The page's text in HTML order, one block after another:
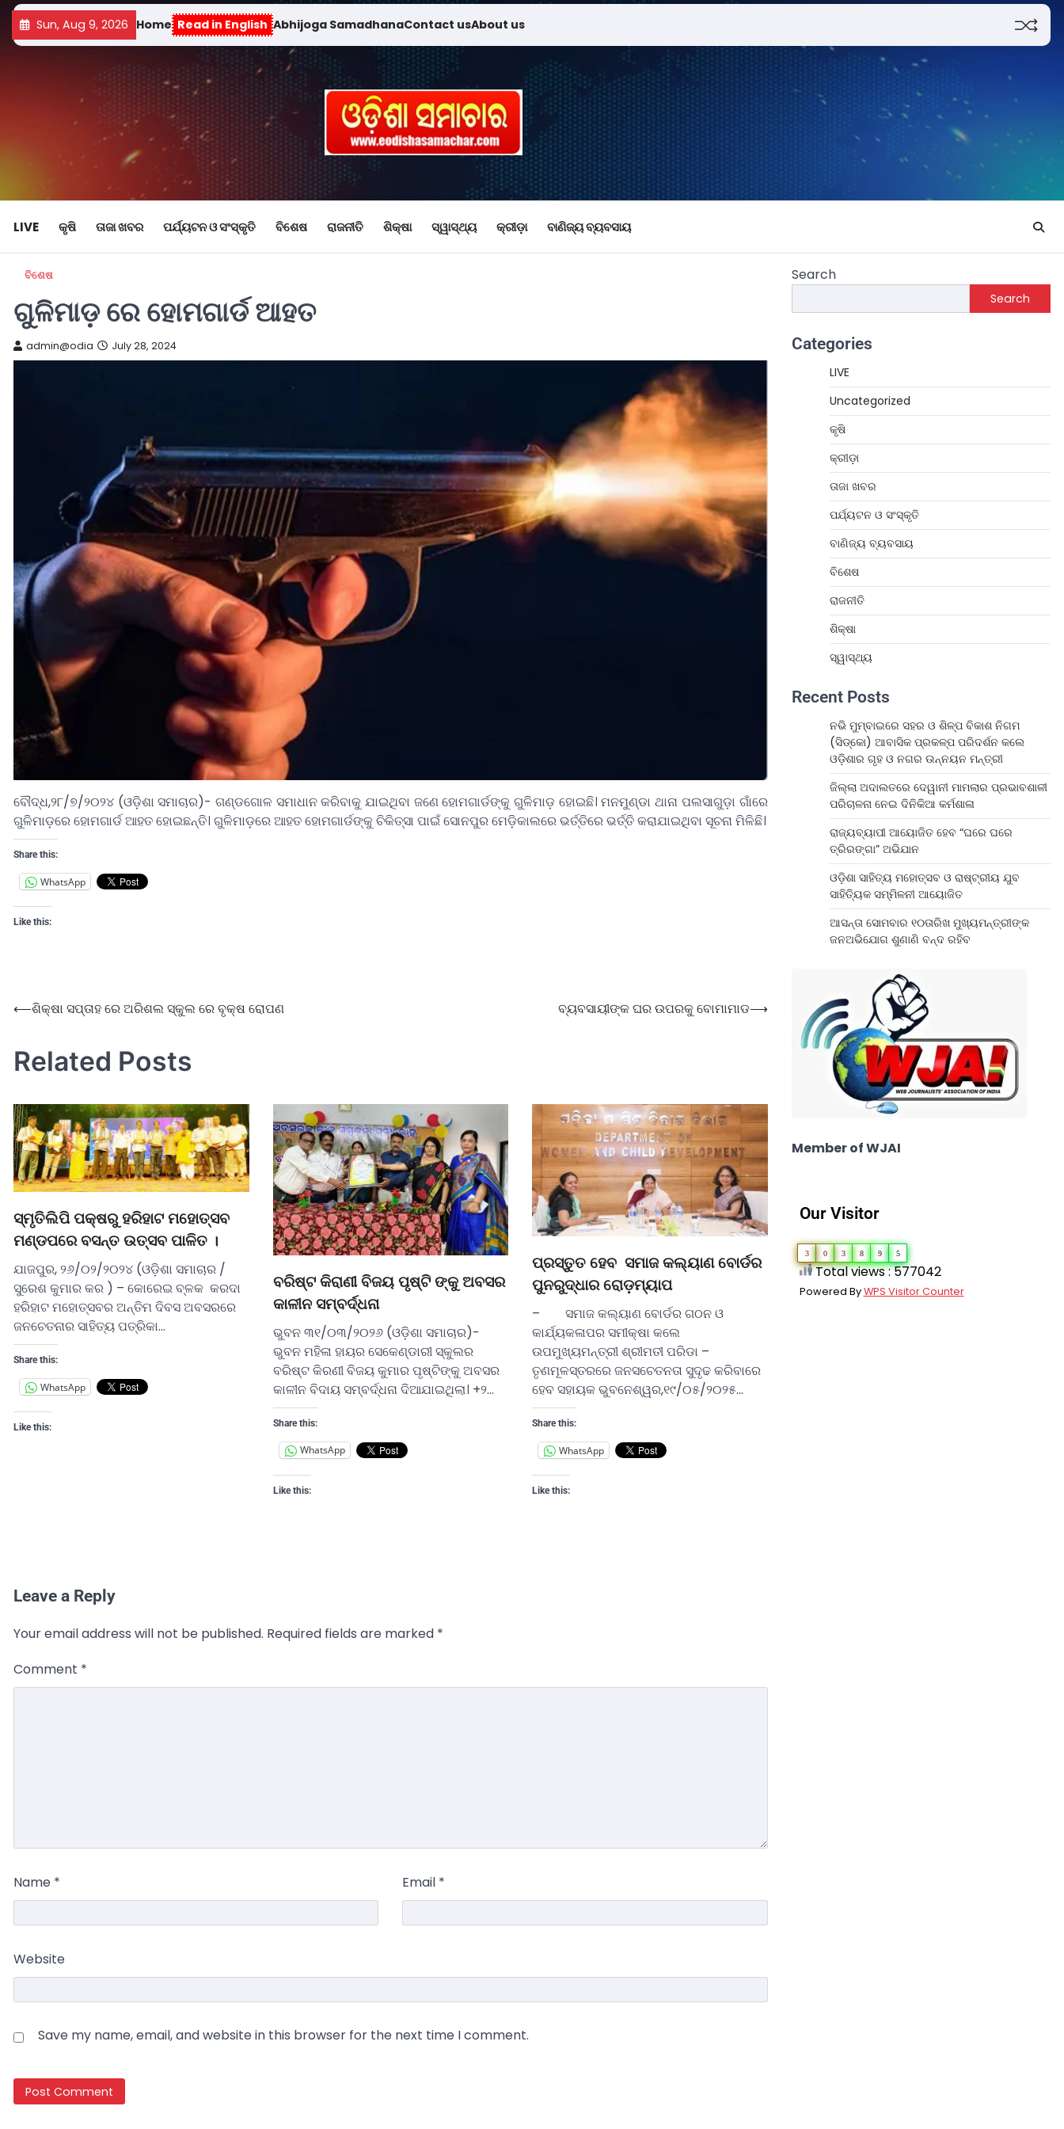
Sun, Aug 9, 2026 Home Read in English Abhijoga SamadhanaContact usAbout us
LIVE କୃଷି ତାଜା ଖବର ପର୍ଯ୍ୟଟନ ଓ ସଂସ୍କୃତି ବିଶେଷ ରାଜନୀତି ଶିକ୍ଷା ସ୍ୱାସ୍ଥ୍ୟ କ୍ରୀଡ଼ା ବାଣିଜ୍ୟ ବ୍ୟବସାୟ
ବିଶେଷ
ଗୁଳିମାଡ଼ ରେ ହୋମଗାର୍ଡ ଆହତ
admin@odia July 28, 2024
ବୌଦ୍ଧ,୨୮/୭/୨୦୨୪ (ଓଡ଼ିଶା ସମାଚାର)- ଗଣ୍ଡଗୋଳ ସମାଧାନ କରିବାକୁ ଯାଇଥିବା ଜଣେ ହୋମଗାର୍ଡଙ୍କୁ ଗୁଳିମାଡ଼ ହୋଇଛି। ମନମୁଣ୍ଡା ଥାନା ପଲସାଗୁଡ଼ା ଗାଁରେ
ଗୁଳିମାଡ଼ରେ ହୋମଗାର୍ଡ ଆହତ ହୋଇଛନ୍ତି। ଗୁଳିମାଡ଼ରେ ଆହତ ହୋମଗାର୍ଡଙ୍କୁ ଚିକିତ୍ସା ପାଇଁ ସୋନପୁର ମେଡ଼ିକାଲରେ ଭର୍ତ୍ତିରେ ଭର୍ତ୍ତି କରାଯାଇଥିବା ସୂଚନା ମିଳିଛି।
Share this:
WhatsApp
Like this:
⟵ଶିକ୍ଷା ସପ୍ତାହ ରେ ଅରିଶଲ ସ୍କୁଲ ରେ ବୃକ୍ଷ ରୋପଣ ବ୍ୟବସାୟୀଙ୍କ ଘର ଉପରକୁ ବୋମାମାଡ⟶
Related Posts
ସ୍ମୃତିଲିପି ପକ୍ଷରୁ ହରିହାଟ ମହୋତ୍ସବ
ମଣ୍ଡପରେ ବସନ୍ତ ଉତ୍ସବ ପାଳିତ ।
ଯାଜପୁର, ୨୬/୦୨/୨୦୨୪ (ଓଡ଼ିଶା ସମାଚାର /
ସୁରେଶ କୁମାର କର ) – କୋରେଇ ବ୍ଳକ କରଦା
ହରିହାଟ ମହୋତ୍ସବର ଅନ୍ତିମ ଦିବସ ଅବସରରେ
ଜନଚେତନାର ସାହିତ୍ୟ ପତ୍ରିକା…
Share this:
WhatsApp
Like this:
ବରିଷ୍ଟ କିରାଣୀ ବିଜୟ ପୃଷ୍ଟି ଙ୍କୁ ଅବସର
କାଳୀନ ସମ୍ବର୍ଦ୍ଧନା
ଭୁବନ ୩୧/୦୩/୨୦୨୬ (ଓଡ଼ିଶା ସମାଚାର)-
ଭୁବନ ମହିଳା ହାୟର ସେକେଣ୍ଡାରୀ ସ୍କୁଲର
ବରିଷ୍ଟ କିରଣୀ ବିଜୟ କୁମାର ପୃଷ୍ଟିଙ୍କୁ ଅବସର
କାଳୀନ ବିଦାୟ ସମ୍ବର୍ଦ୍ଧନା ଦିଆଯାଇଥିଲା। +୨…
Share this:
WhatsApp
Like this:
ପ୍ରସ୍ତୁତ ହେବ ସମାଜ କଲ୍ୟାଣ ବୋର୍ଡର
ପୁନରୁଦ୍ଧାର ରୋଡ଼ମ୍ୟାପ
– ସମାଜ କଲ୍ୟାଣ ବୋର୍ଡର ଗଠନ ଓ
କାର୍ଯ୍ୟକଳାପର ସମୀକ୍ଷା କଲେ
ଉପମୁଖ୍ୟମନ୍ତ୍ରୀ ଶ୍ରୀମତୀ ପରିଡା –
ତୃଣମୂଳସ୍ତରରେ ଜନସଚେତନତା ସୁଦୃଢ କରିବାରେ
ହେବ ସହାୟକ ଭୁବନେଶ୍ୱର,୧୯/୦୫/୨୦୨୫…
Share this:
WhatsApp
Like this:
Leave a Reply
Your email address will not be published. Required fields are marked *
Comment *
Name * Email *
Website
Save my name, email, and website in this browser for the next time I comment.
Search
Search
Categories
LIVE
Uncategorized
କୃଷି
କ୍ରୀଡ଼ା
ତାଜା ଖବର
ପର୍ଯ୍ୟଟନ ଓ ସଂସ୍କୃତି
ବାଣିଜ୍ୟ ବ୍ୟବସାୟ
ବିଶେଷ
ରାଜନୀତି
ଶିକ୍ଷା
ସ୍ୱାସ୍ଥ୍ୟ
Recent Posts
ନଭି ମୁମ୍ବାଇରେ ସହର ଓ ଶିଳ୍ପ ବିକାଶ ନିଗମ
(ସିଡ୍‌କୋ) ଆବାସିକ ପ୍ରକଳ୍ପ ପରିଦର୍ଶନ କଲେ
ଓଡ଼ିଶାର ଗୃହ ଓ ନଗର ଉନ୍ନୟନ ମନ୍ତ୍ରୀ
ଜିଲ୍ଲା ଅଦାଲତରେ ଦେୱାନୀ ମାମଲାର ପ୍ରଭାବଶାଳୀ
ପରିଚାଳନା ନେଇ ଦିନିକିଆ କର୍ମଶାଳା
ରାଜ୍ୟବ୍ୟାପୀ ଆୟୋଜିତ ହେବ “ଘରେ ଘରେ
ତ୍ରିରଙ୍ଗା” ଅଭିଯାନ
ଓଡ଼ିଶା ସାହିତ୍ୟ ମହୋତ୍ସବ ଓ ରାଷ୍ଟ୍ରୀୟ ଯୁବ
ସାହିତ୍ୟିକ ସମ୍ମିଳନୀ ଆୟୋଜିତ
ଆସନ୍ତା ସୋମବାର ୧୦ତାରିଖ ମୁଖ୍ୟମନ୍ତ୍ରୀଙ୍କ
ଜନଅଭିଯୋଗ ଶୁଣାଣି ବନ୍ଦ ରହିବ
Member of WJAI
Our Visitor
3 0 3 8 9 5
Total views : 577042
Powered ByWPS Visitor Counter